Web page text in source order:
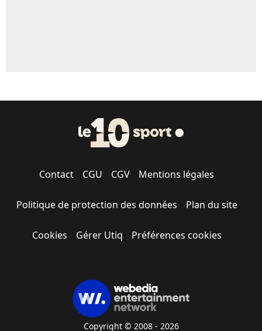
Contact CGU CGV Mentions légales
Politique de protection des données Plan du site
Cookies Gérer Utiq Préférences cookies
Copyright © 2008 - 2026